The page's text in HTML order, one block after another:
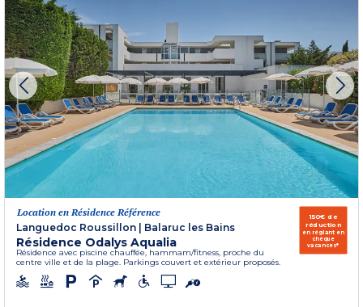
Location en Résidence Référence
Languedoc Roussillon
Balaruc les Bains
Résidence Odalys Aqualia
Résidence avec piscine chauffée, hammam/fitness, proche du
centre ville et de la plage. Parkings couvert et extérieur proposés.
150€ de
réduction
en réglant en
chèque
vacances*